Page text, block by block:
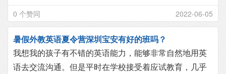
0 个赞同 2022-06-05
暑假外教英语夏令营深圳宝安有好的班吗？
我想我的孩子有不错的英语能力，能够非常自然地用英
语去交流沟通。但是平时在学校接受着应试教育，几乎